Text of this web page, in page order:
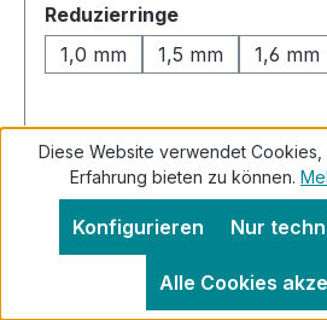
Reduzierringeauswählen
1,0 mm
1,5 mm 1,6 mm
Regulärer Preis:
7,85 €
Preise inkl. MwSt. zzgl.
Diese Website verwendet Cookies,
Erfahrung bieten zu können.
Nur
Konfigurieren
Alle Cookies